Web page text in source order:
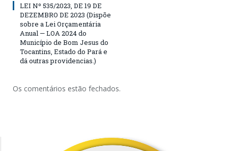
LEI Nº 535/2023, DE 19 DE
DEZEMBRO DE 2023 (Dispõe
sobre a Lei Orçamentária
Anual — LOA 2024 do
Município de Bom Jesus do
Tocantins, Estado do Pará e
dá outras providencias.)
Os comentários estão fechados.